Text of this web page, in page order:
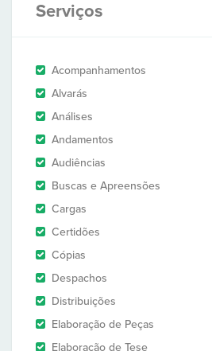
Serviços
Acompanhamentos
Alvarás
Análises
Andamentos
Audiências
Buscas e Apreensões
Cargas
Certidões
Cópias
Despachos
Distribuições
Elaboração de Peças
Elaboração de Tese